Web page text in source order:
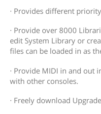
· Provides different
· Provide over 8000
edit System Library or
files can be loaded in as
· Provide MIDI in and out
with other consoles.
· Freely download